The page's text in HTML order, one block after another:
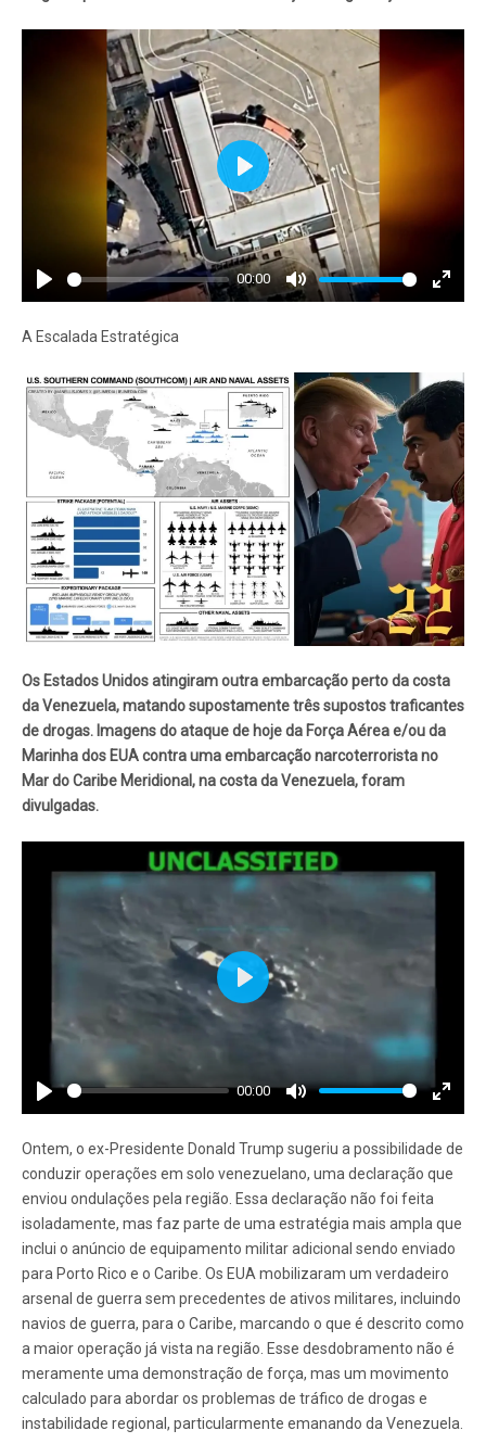
Play
00:00
Mute
Enter
Play
A Escalada Estratégica
Os Estados Unidos atingiram outra embarcação perto da costa
da Venezuela, matando supostamente três supostos traficantes
de drogas. Imagens do ataque de hoje da Força Aérea e/ou da
Marinha dos EUA contra uma embarcação narcoterrorista no
Mar do Caribe Meridional, na costa da Venezuela, foram
divulgadas.
Play
00:00
Mute
Enter
Play
Ontem, o ex-Presidente Donald Trump sugeriu a possibilidade de
conduzir operações em solo venezuelano, uma declaração que
enviou ondulações pela região. Essa declaração não foi feita
isoladamente, mas faz parte de uma estratégia mais ampla que
inclui o anúncio de equipamento militar adicional sendo enviado
para Porto Rico e o Caribe. Os EUA mobilizaram um verdadeiro
arsenal de guerra sem precedentes de ativos militares, incluindo
navios de guerra, para o Caribe, marcando o que é descrito como
a maior operação já vista na região. Esse desdobramento não é
meramente uma demonstração de força, mas um movimento
calculado para abordar os problemas de tráfico de drogas e
instabilidade regional, particularmente emanando da Venezuela.